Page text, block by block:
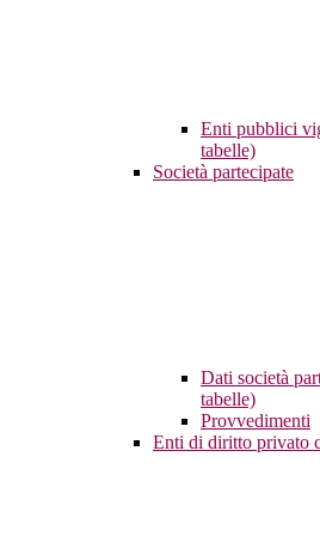
Enti pubblici
tabelle)
Società partecipate
Dati società
tabelle)
Provvedimenti
Enti di diritto privato